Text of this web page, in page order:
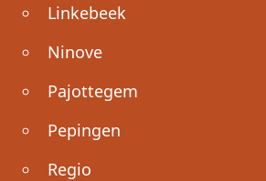
Linkebeek
Ninove
Pajottegem
Pepingen
Regio